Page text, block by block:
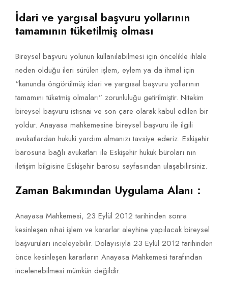
İdari ve yargısal başvuru yollarının
tamamının tüketilmiş olması
Bireysel başvuru yolunun kullanılabilmesi için öncelikle ihlale
neden olduğu ileri sürülen işlem, eylem ya da ihmal için
“kanunda öngörülmüş idari ve yargısal başvuru yollarının
tamamını tüketmiş olmaları” zorunluluğu getirilmiştir. Nitekim
bireysel başvuru istisnai ve son çare olarak kabul edilen bir
yoldur. Anayasa mahkemesine bireysel başvuru ile ilgili
avukatlardan hukuki yardım almanızı tavsiye ederiz. Eskişehir
barosuna bağlı avukatları ile Eskişehir hukuk büroları nın
iletişim bilgisine Eskişehir barosu sayfasından ulaşabilirsiniz.
Zaman Bakımından Uygulama Alanı :
Anayasa Mahkemesi, 23 Eylül 2012 tarihinden sonra
kesinleşen nihai işlem ve kararlar aleyhine yapılacak bireysel
başvuruları inceleyebilir. Dolayısıyla 23 Eylül 2012 tarihinden
önce kesinleşen kararların Anayasa Mahkemesi tarafından
incelenebilmesi mümkün değildir.